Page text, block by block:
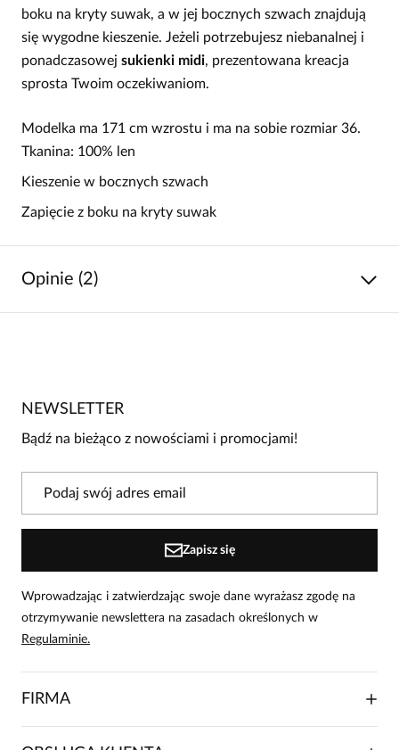
boku na kryty suwak, a w jej bocznych szwach znajdują
się wygodne kieszenie. Jeżeli potrzebujesz niebanalnej i
ponadczasowej sukienki midi, prezentowana kreacja
sprosta Twoim oczekiwaniom.
Modelka ma 171 cm wzrostu i ma na sobie rozmiar 36.
Tkanina: 100% len
Kieszenie w bocznych szwach
Zapięcie z boku na kryty suwak
Opinie (2)
4
3
1
0
W naszej witrynie opinie mogą dodawać tylko osoby, które
Marzena
NEWSLETTER
Bądź na bieżąco z nowościami i promocjami!
Zapisz się
Wprowadzając i zatwierdzając swoje dane wyrażasz zgodę na
otrzymywanie newslettera na zasadach określonych w
Regulaminie.
FIRMA
O NAS